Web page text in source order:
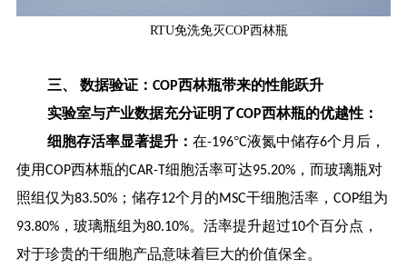
RTU免洗免灭COP西林瓶
三、 数据验证： COP西林瓶带来的性能跃升
实验室与产业数据充分证明了COP西林瓶的优越性：
细胞存活率显著提升： 在-196°C液氮中储存6个月后，
使用COP西林瓶的CAR-T细胞活率可达95.20%，而玻璃瓶对
照组仅为83.50%；储存12个月的MSC干细胞活率， COP组为
93.80%，玻璃瓶组为80.10%。活率提升超过10个百分点，
对于珍贵的干细胞产品意味着巨大的价值保全。